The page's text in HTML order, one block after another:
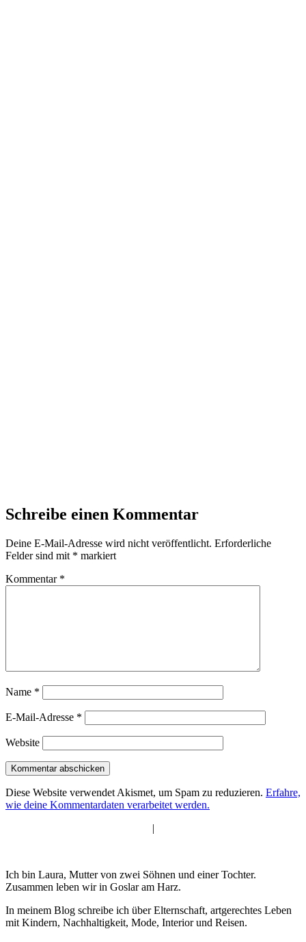
Schreibe einen Kommentar
Deine E-Mail-Adresse wird nicht veröffentlicht. Erforderliche
Felder sind mit * markiert
Kommentar *
Name *
E-Mail-Adresse *
Website
Diese Website verwendet Akismet, um Spam zu reduzieren. Erfahre,
wie deine Kommentardaten verarbeitet werden.
|
Ich bin Laura, Mutter von zwei Söhnen und einer Tochter.
Zusammen leben wir in Goslar am Harz.
In meinem Blog schreibe ich über Elternschaft, artgerechtes Leben
mit Kindern, Nachhaltigkeit, Mode, Interior und Reisen.